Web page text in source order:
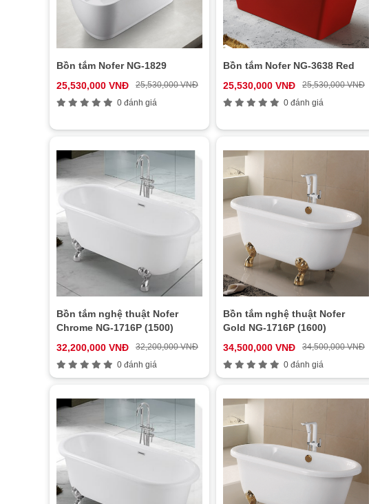
Bồn tắm Nofer NG-1829
25,530,000 VNĐ
25,530,000 VNĐ
0 đánh giá
Bồn tắm Nofer NG-3638 Red
25,530,000 VNĐ
25,530,000 VNĐ
0 đánh giá
Bồn tắm nghệ thuật Nofer
Chrome NG-1716P (1500)
32,200,000 VNĐ
32,200,000 VNĐ
0 đánh giá
Bồn tắm nghệ thuật Nofer
Gold NG-1716P (1600)
34,500,000 VNĐ
34,500,000 VNĐ
0 đánh giá